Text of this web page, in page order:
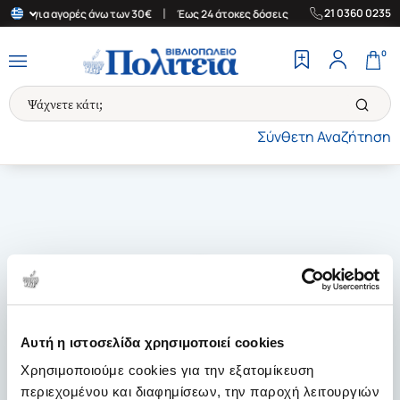
Αυτή η ιστοσελίδα χρησιμοποιεί cookies
Χρησιμοποιούμε cookies για την εξατομίκευση
περιεχομένου και διαφημίσεων, την παροχή λειτουργιών
για αγορές άνω των 30€ Έως 24 άτοκες δόσεις | Δωρεάν
21 0360 0235
Σύνθετη Αναζήτηση
0